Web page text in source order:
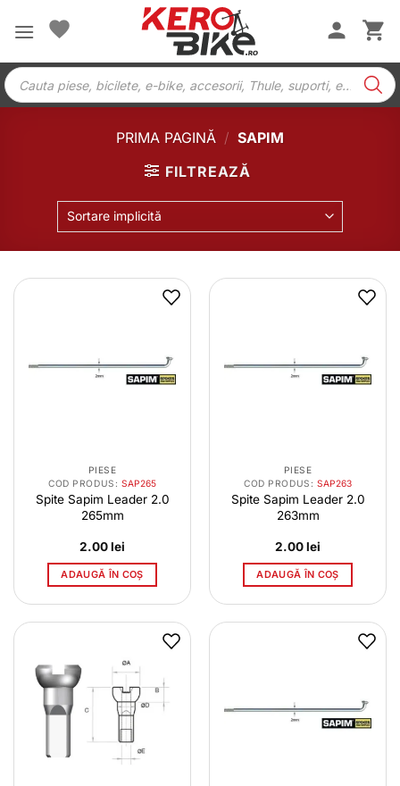
Products
search
PRIMA PAGINĂ / SAPIM
FILTREAZĂ
Sortare implicită
PIESE
COD PRODUS: SAP265
Spite Sapim Leader 2.0
265mm
2.00lei
ADAUGĂ ÎN COȘ
PIESE
COD PRODUS: SAP263
Spite Sapim Leader 2.0
263mm
2.00lei
ADAUGĂ ÎN COȘ